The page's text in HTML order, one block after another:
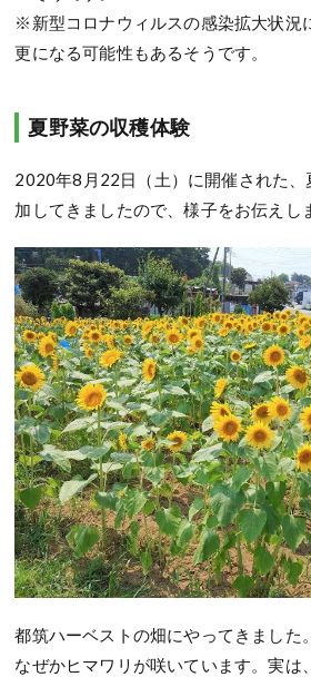
※新型コロナウィルスの感染拡大状況
更になる可能性もあるそうです。
夏野菜の収穫体験
2020年8月22日（土）に開催された、
加してきましたので、様子をお伝えし
都筑ハーベストの畑にやってきました。
なぜかヒマワリが咲いています。実は